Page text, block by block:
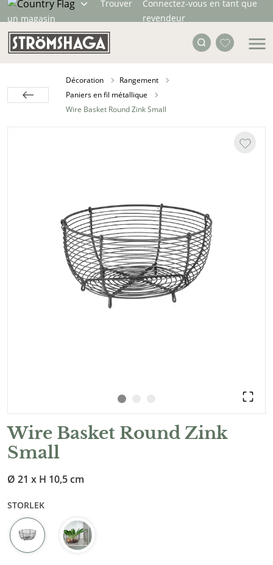
Trouver
un magasin
Connectez-vous en tant que
revendeur
Décoration
Rangement
Paniers en fil métallique
Wire Basket Round Zink Small
Wire Basket Round Zink
Small
Ø 21 x H 10,5 cm
STORLEK